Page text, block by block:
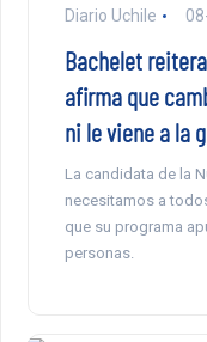
Diario Uchile
Bachelet
afirma que
ni le viene a la
La candidata de la
necesitamos a
que su programa
personas.